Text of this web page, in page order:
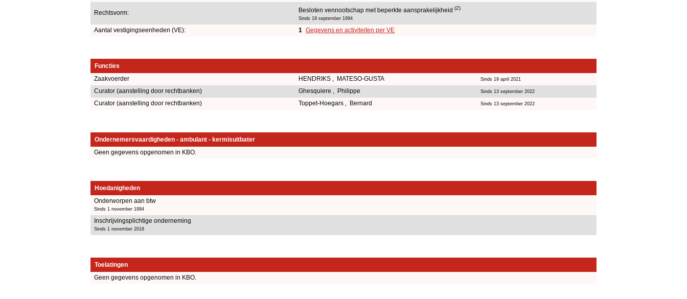
Rechtsvorm: Besloten vennootschap met beperkte aansprakelijkheid (2)
Sinds 19 september 1994
Aantal vestigingseenheden (VE): 1 Gegevens en activiteiten per VE
Functies
Zaakvoerder
HENDRIKS , MATESO-GUSTA Sinds 19 april 2021
Curator (aanstelling door rechtbanken) Ghesquiere , Philippe Sinds 13 september 2022
Curator (aanstelling door rechtbanken) Toppet-Hoegars , Bernard Sinds 13 september 2022
Ondernemersvaardigheden - ambulant - kermisuitbater
Geen gegevens opgenomen in KBO.
Hoedanigheden
Onderworpen aan btw
Sinds 1 november 1994
Inschrijvingsplichtige onderneming
Sinds 1 november 2018
Toelatingen
Geen gegevens opgenomen in KBO.